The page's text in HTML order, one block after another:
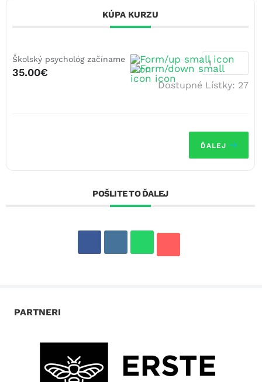
KÚPA KURZU
Školský psychológ začíname
35.00€
Dostupné Lístky: 27
ĎALEJ
POŠLITE TO ĎALEJ
PARTNERI